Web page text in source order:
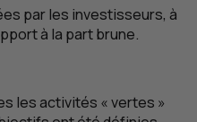
par les investisseurs, à
à la part brune.
les activités « vertes »